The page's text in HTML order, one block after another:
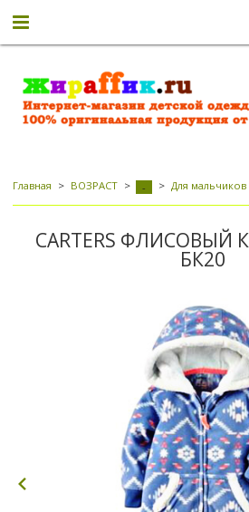
Главная ВОЗРАСТ - Для мальчиков
CARTERS
БК20